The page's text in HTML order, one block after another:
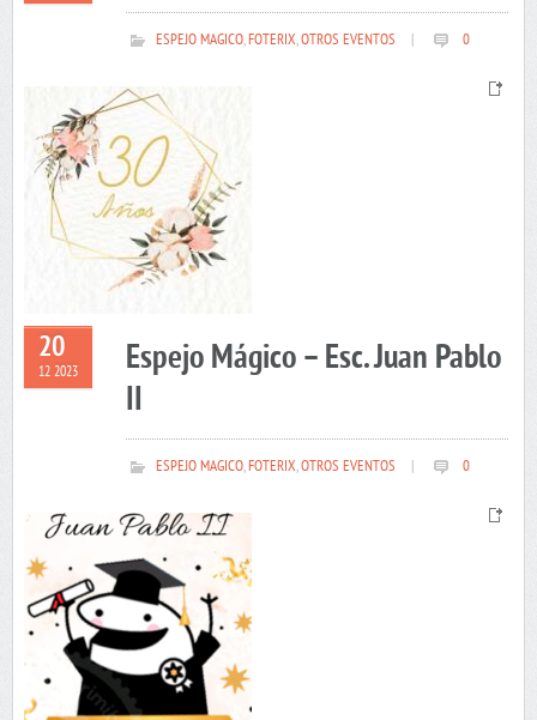
ESPEJO MAGICO,FOTERIX,OTROS EVENTOS 0
20
12 2023
Espejo Mágico – Esc. Juan Pablo
II
ESPEJO MAGICO,FOTERIX,OTROS EVENTOS 0